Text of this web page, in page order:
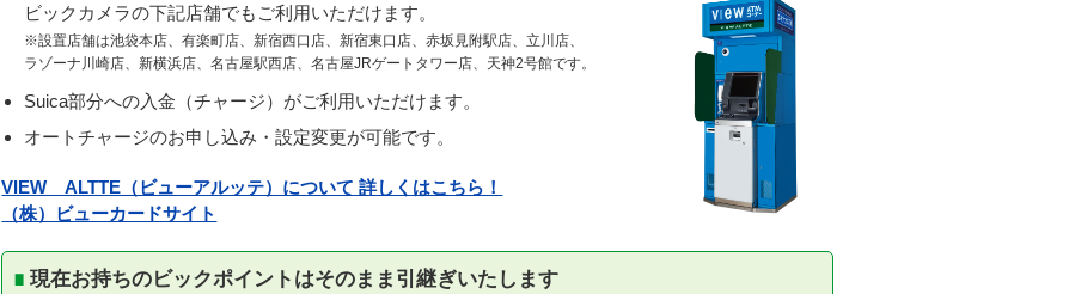
ビックカメラの下記店舗でもご利用いただけます。
※設置店舗は池袋本店、有楽町店、新宿西口店、新宿東口店、赤坂見附駅店、立川店、
ラゾーナ川崎店、新横浜店、名古屋駅西店、名古屋JRゲートタワー店、天神2号館です。
Suica部分への入金（チャージ）がご利用いただけます。
オートチャージのお申し込み・設定変更が可能です。
VIEW ALTTE（ビューアルッテ）について 詳しくはこちら！
（株）ビューカードサイト
現在お持ちのビックポイントはそのまま引継ぎいたします